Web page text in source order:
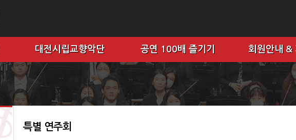
대전시립교향악단 공연 100배 즐기기 회원안내 &
특별 연주회